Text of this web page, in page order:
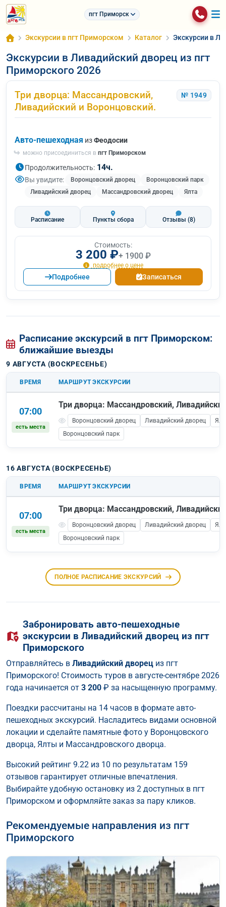
пгт Приморский
Экскурсии в пгт Приморском Каталог Экскурсии в
Экскурсии в Ливадийский дворец из пгт
Приморского 2026
Три дворца: Массандровский,
Ливадийский и Воронцовский.
№ 1949
Авто-пешеходная изФеодосии
можно присоединиться в пгт Приморском
Продолжительность: 14ч.
Вы увидите: Воронцовский дворец
Воронцовский парк
Ливадийский дворец
Массандровский дворец Ялта
Расписание Пункты сбора Отзывы (8)
Стоимость:
3 200 ₽+ 1900 ₽
подробнее о цене
Подробнее Записаться
Расписание экскурсий в пгт Приморском:
ближайшие выезды
9 АВГУСТА (ВОСКРЕСЕНЬЕ)
ВРЕМЯ МАРШРУТ ЭКСКУРСИИ
07:00
есть места
Три дворца: Массандровский,
Воронцовский дворец Ливадийский дворец
Воронцовский парк
16 АВГУСТА (ВОСКРЕСЕНЬЕ)
ВРЕМЯ МАРШРУТ ЭКСКУРСИИ
07:00
есть места
Три дворца: Массандровский,
Воронцовский дворец Ливадийский дворец
Воронцовский парк
ПОЛНОЕ РАСПИСАНИЕ ЭКСКУРСИЙ
Забронировать авто-пешеходные
экскурсии в Ливадийский дворец из пгт
Приморского
Отправляйтесь в Ливадийский дворец из пгт
Приморского! Стоимость туров в августе-сентябре 2026
года начинается от 3 200 ₽ за насыщенную программу.
Поездки рассчитаны на 14 часов в формате авто-
пешеходных экскурсий. Насладитесь видами основной
локации и сделайте памятные фото у Воронцовского
дворца, Ялты и Массандровского дворца.
Высокий рейтинг 9.22 из 10 по результатам 159
отзывов гарантирует отличные впечатления.
Выбирайте удобную остановку из 2 доступных в пгт
Приморском и оформляйте заказ за пару кликов.
Рекомендуемые направления из пгт
Приморского